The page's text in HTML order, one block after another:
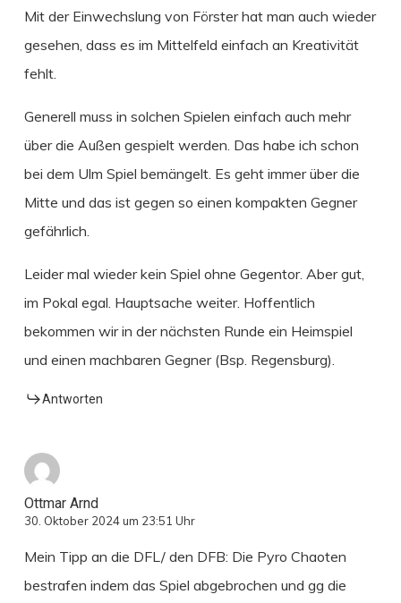
Mit der Einwechslung von Förster hat man auch wieder
gesehen, dass es im Mittelfeld einfach an Kreativität
fehlt.
Generell muss in solchen Spielen einfach auch mehr
über die Außen gespielt werden. Das habe ich schon
bei dem Ulm Spiel bemängelt. Es geht immer über die
Mitte und das ist gegen so einen kompakten Gegner
gefährlich.
Leider mal wieder kein Spiel ohne Gegentor. Aber gut,
im Pokal egal. Hauptsache weiter. Hoffentlich
bekommen wir in der nächsten Runde ein Heimspiel
und einen machbaren Gegner (Bsp. Regensburg).
Antworten
Ottmar Arnd
30. Oktober 2024 um 23:51 Uhr
Mein Tipp an die DFL/ den DFB: Die Pyro Chaoten
bestrafen indem das Spiel abgebrochen und gg die